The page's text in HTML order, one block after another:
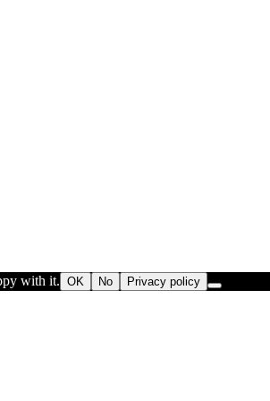
with it. OK No Privacy policy